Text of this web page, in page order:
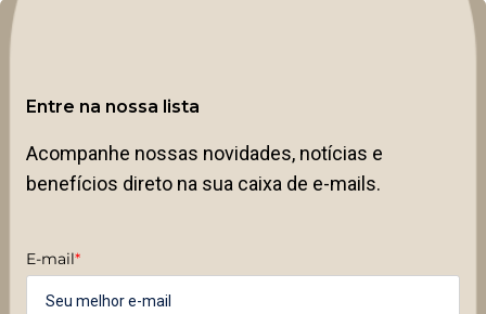
Entre na nossa lista
Acompanhe nossas novidades, notícias e
benefícios direto na sua caixa de e-mails.
E-mail*